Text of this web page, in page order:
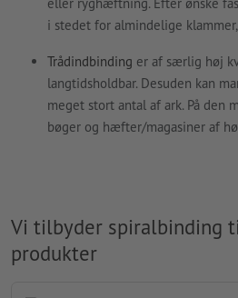
i stedet for almindelige
Trådindbinding er af særlig høj
langtidsholdbar. Desuden kan
meget stort antal af ark. På den
bøger og hæfter/magasiner af
Vi tilbyder spiralbinding
produkter